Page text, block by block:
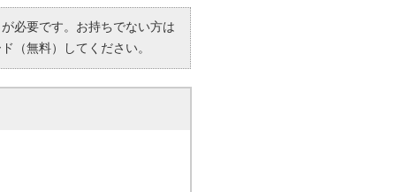
必要です。お持ちでない方は
（無料）してください。